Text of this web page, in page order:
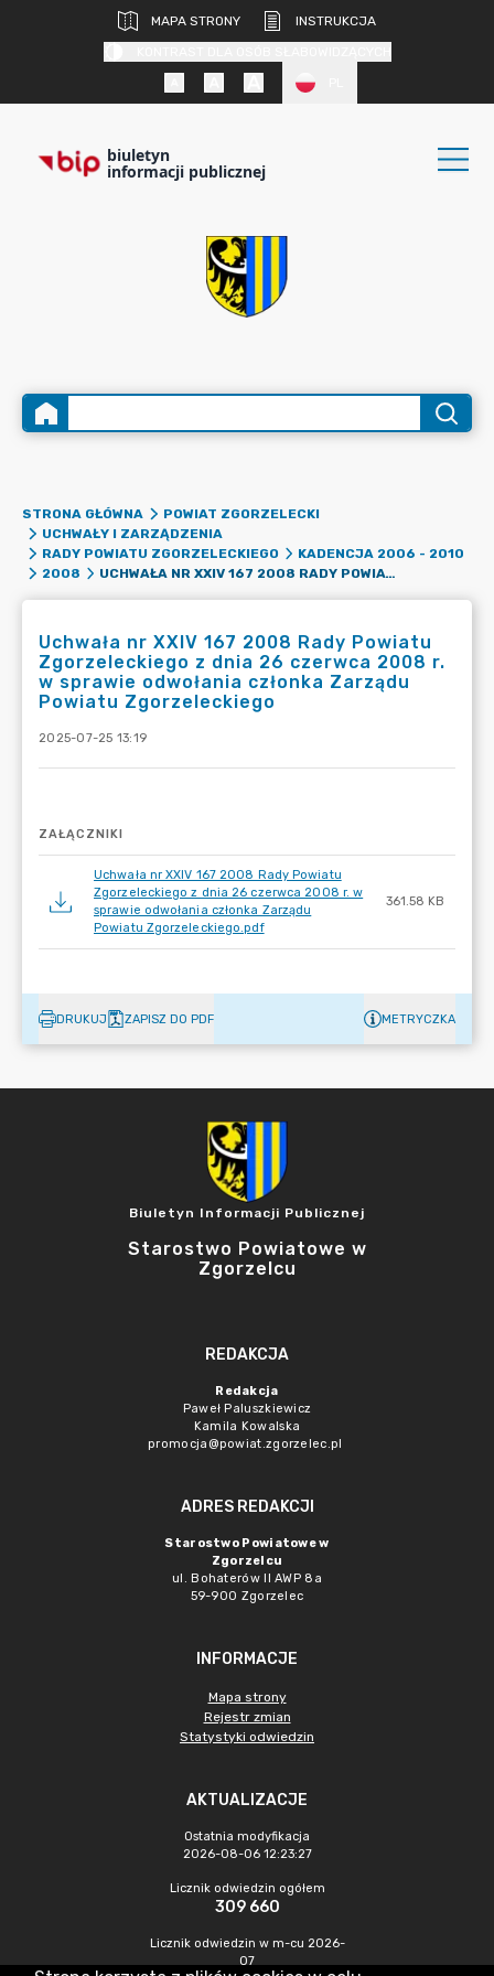
MAPA STRONY
INSTRUKCJA
biuletyn
informacji publicznej
STRONA GŁÓWNA
POWIAT ZGORZELECKI
UCHWAŁY I ZARZĄDZENIA
RADY POWIATU ZGORZELECKIEGO
KADENCJA 2006 - 2010
2008
UCHWAŁA NR XXIV 167 2008 RADY POWIATU ZGORZELECKIEGO Z DNIA 26 CZERWCA 2008 R. W SPRAWIE ODWOŁANIA CZŁONKA ZARZĄDU POWIATU ZGORZELECKIEGO
Uchwała nr XXIV 167 2008 Rady Powiatu
Zgorzeleckiego z dnia 26 czerwca 2008 r.
w sprawie odwołania członka Zarządu
Powiatu Zgorzeleckiego
2025-07-25 13:19
ZAŁĄCZNIKI
Uchwała nr XXIV 167 2008 Rady Powiatu
Zgorzeleckiego z dnia 26 czerwca 2008 r. w
sprawie odwołania członka Zarządu
Powiatu Zgorzeleckiego.pdf
361.58 KB
DRUKUJ ZAPISZ DO PDF METRYCZKA
Biuletyn Informacji Publicznej
Starostwo Powiatowe w
Zgorzelcu
REDAKCJA
Redakcja
Paweł Paluszkiewicz
Kamila Kowalska
promocja@powiat.zgorzelec.pl
ADRES REDAKCJI
Starostwo Powiatowe w
Zgorzelcu
ul. Bohaterów II AWP 8a
59-900 Zgorzelec
INFORMACJE
Mapa strony
Rejestr zmian
Statystyki odwiedzin
AKTUALIZACJE
Ostatnia modyfikacja
2026-08-06 12:23:27
Licznik odwiedzin ogółem
309 660
Licznik odwiedzin w m-cu 2026-
07